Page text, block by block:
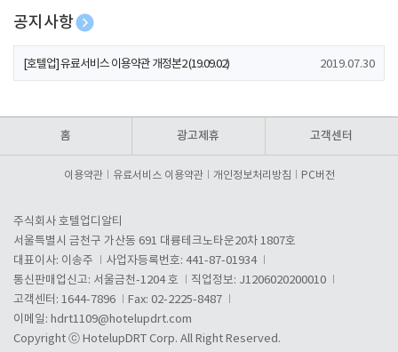
공지사항
[호텔업] 개인정보 처리방침 개정본1 (19.09.02)
[호텔업] 유료서비스 이용약관 개정본2 (19.09.02) 2019.07.30
홈 광고제휴 고객센터
이용약관 유료서비스 이용약관 개인정보처리방침 PC버전
주식회사 호텔업디알티
서울특별시 금천구 가산동 691 대륭테크노타운20차 1807호
대표이사: 이송주
사업자등록번호: 441-87-01934
통신판매업신고: 서울금천-1204 호
직업정보: J1206020200010
고객센터: 1644-7896
Fax: 02-2225-8487
이메일: hdrt1109@hotelupdrt.com
Copyright ⓒ HotelupDRT Corp. All Right Reserved.